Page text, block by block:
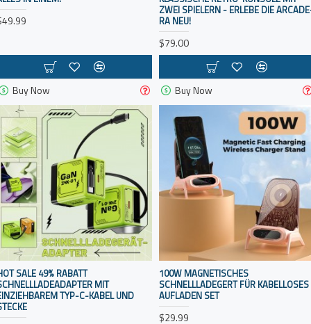
Buy Now
ZWEI SPIELERN - ERLEBE DIE
RA NEU!
$79.00
Buy Now
SALE 49% RABATT
MIT
TYP-C-KABEL UND
100W MAGNETISCHES
SCHNELLLADEGERT FÜR KABELLOSES
AUFLADEN SET
$29.99